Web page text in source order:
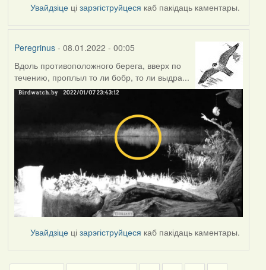
Увайдзіце цізарэгіструйцеся каб пакідаць каментары.
Peregrinus- 08.01.2022 - 00:05
Вдоль противоположного берега, вверх по
течению, проплыл то ли бобр, то ли выдра...
Увайдзіце цізарэгіструйцеся каб пакідаць каментары.
Pagination